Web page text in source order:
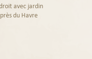
avec jardin
du Havre